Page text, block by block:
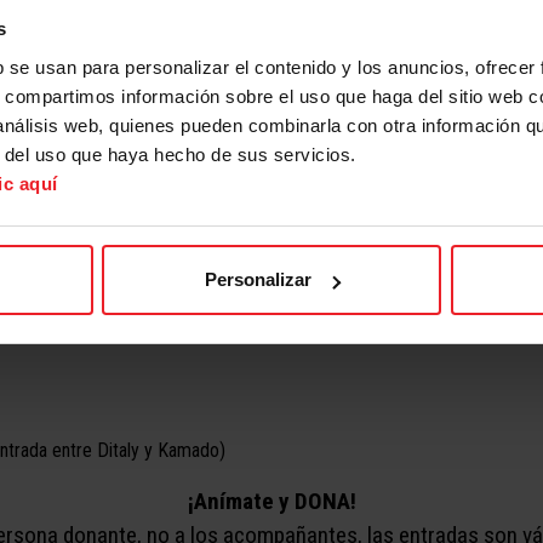
usan para personalizar el contenido y los anuncios,
información sobre el uso que haga del sitio web
web, quienes pueden combinarla con otra información
uso que haya hecho de sus servicios.
aquí
Personalizar
SANGRE
organizamos en colaboración conCruz Roja Españolauna
marcha esta campaña ante la necesidad actual de los
a una de las entradas de la Plaza Exterior
el
donar sangre,
regalaremos una entrada de cine
para
entre Ditaly y Kamado)
¡Anímate y DONA!
donante, no a los acompañantes, las entradas son